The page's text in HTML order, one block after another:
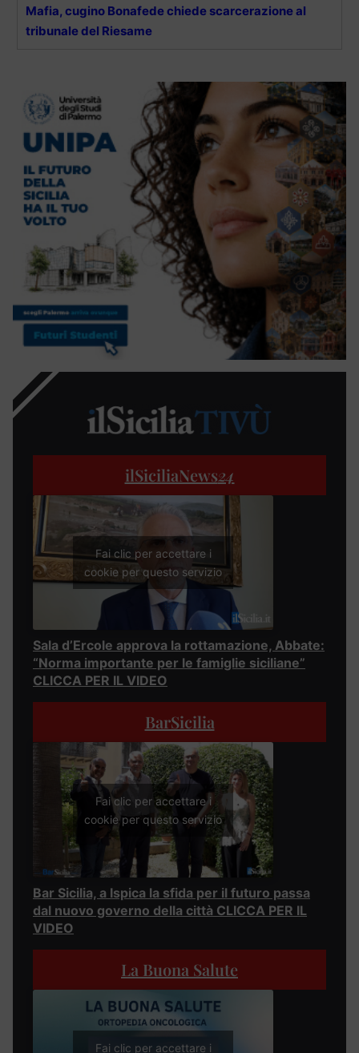
Mafia, cugino Bonafede chiede scarcerazione al
tribunale del Riesame
ilSiciliaNews24
Fai clic per accettare i
cookie per questo servizio
Sala d’Ercole approva la rottamazione, Abbate:
“Norma importante per le famiglie siciliane”
CLICCA PER IL VIDEO
BarSicilia
Fai clic per accettare i
cookie per questo servizio
Bar Sicilia, a Ispica la sfida per il futuro passa
dal nuovo governo della città CLICCA PER IL
VIDEO
La Buona Salute
Fai clic per accettare i